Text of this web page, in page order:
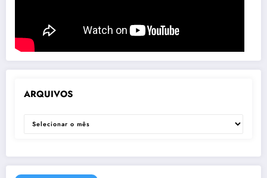
ARQUIVOS
ARQUIVOS